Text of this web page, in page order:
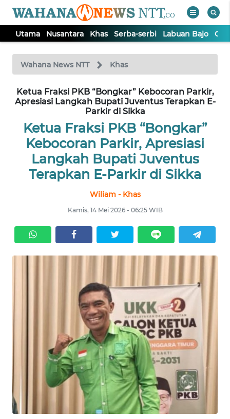
Utama Nusantara Khas Serba-serbi Labuan Bajo
Wahana News NTT Khas
Ketua Fraksi PKB “Bongkar” Kebocoran Parkir,
Apresiasi Langkah Bupati Juventus Terapkan E-
Parkir di Sikka
Ketua Fraksi PKB “Bongkar”
Kebocoran Parkir, Apresiasi
Langkah Bupati Juventus
Terapkan E-Parkir di Sikka
Wiliam - Khas
Kamis, 14 Mei 2026 - 06:25 WIB
TV
Tutup
UTAMA
NUSANTARA
KHAS
SERBA-
BAJO
IKLAN